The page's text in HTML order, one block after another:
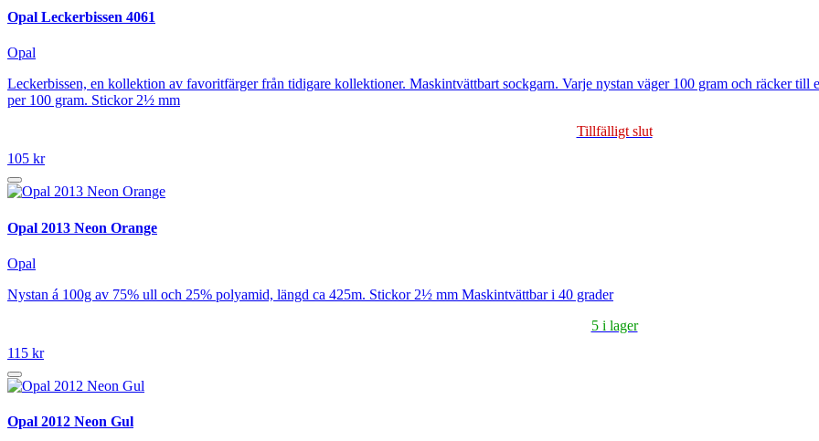
Opal Leckerbissen 4061
Opal
Leckerbissen, en kollektion av favoritfärger från tidigare kollektioner. Maskintvättbart sockgarn. Varje nystan väger 100 gram och räcker
per 100 gram. Stickor 2½ mm
Tillfälligt slut
105 kr
Opal 2013 Neon Orange
Opal
Nystan á 100g av 75% ull och 25% polyamid, längd ca 425m. Stickor 2½ mm Maskintvättbar i 40 grader
5 i lager
115 kr
Opal 2012 Neon Gul